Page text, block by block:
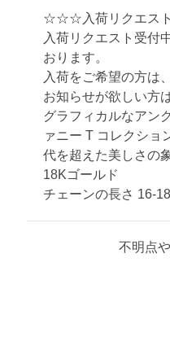
☆☆☆入荷リクエス
入荷リクエスト受付
おります。
入荷をご希望の方は
お知らせが欲しい方
グラフィカルなアン
ァニー T コレクショ
代を超えた美しさの
18Kゴールド
チェーンの長さ 16-
不明点